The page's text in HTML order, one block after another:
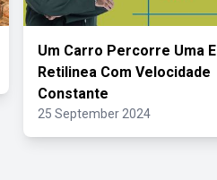
Um Carro Percorre Uma
Retilinea Com Velocidade
Constante
25 September 2024